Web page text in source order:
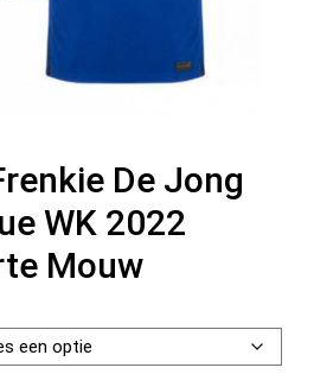
De Jong
WK 2022
Mouw